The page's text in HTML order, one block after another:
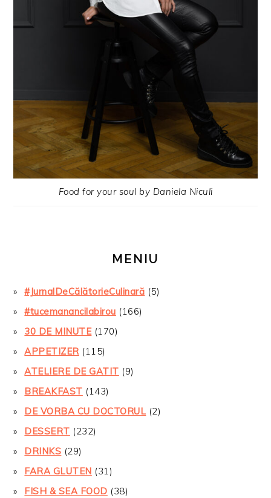
Food for your soul by Daniela Niculi
MENIU
#JurnalDeCălătorieCulinară (5)
#tucemanancilabirou (166)
30 DE MINUTE(170)
APPETIZER(115)
ATELIERE DE GATIT (9)
BREAKFAST (143)
DE VORBA CU DOCTORUL (2)
DESSERT (232)
DRINKS (29)
FARA GLUTEN (31)
FISH & SEA FOOD (38)